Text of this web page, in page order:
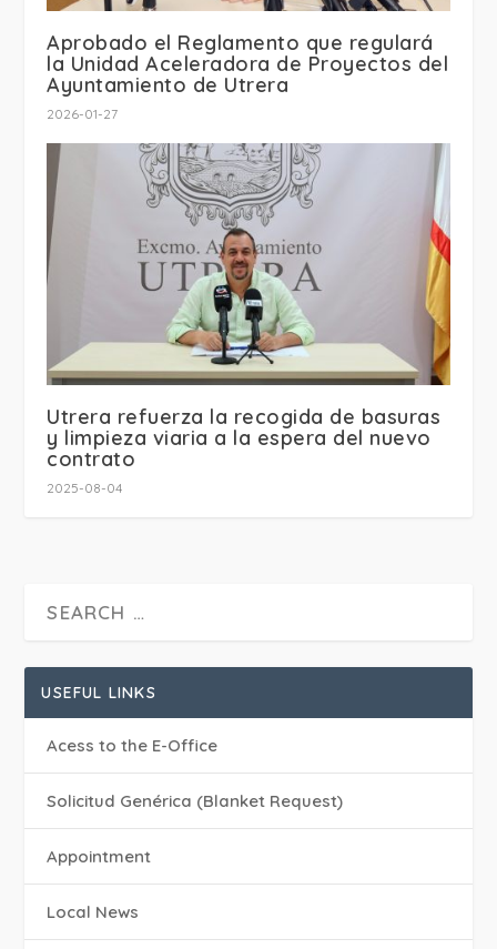
Aprobado el Reglamento que regulará
la Unidad Aceleradora de Proyectos del
Ayuntamiento de Utrera
2026-01-27
Utrera refuerza la recogida de basuras
y limpieza viaria a la espera del nuevo
contrato
2025-08-04
USEFUL LINKS
Acess to the E-Office
Solicitud Genérica (Blanket Request)
Appointment
Local News